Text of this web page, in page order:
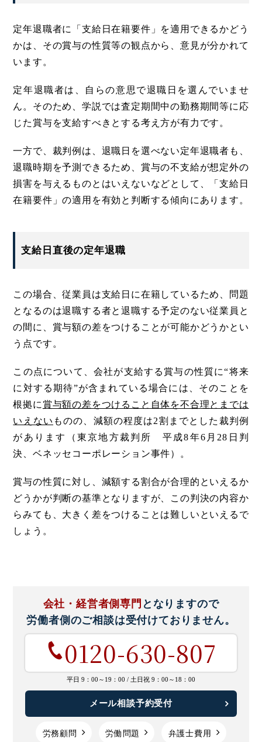
定年退職者に「支給日在籍要件」を適用できるかどう
かは、その賞与の性質等の観点から、意見が分かれて
います。
定年退職者は、自らの意思で退職日を選んでいませ
ん。そのため、学説では査定期間中の勤務期間等に応
じた賞与を支給すべきとする考え方が有力です。
一方で、裁判例は、退職日を選べない定年退職者も、
退職時期を予測できるため、賞与の不支給が想定外の
損害を与えるものとはいえないなどとして、「支給日
在籍要件」の適用を有効と判断する傾向にあります。
支給日直後の定年退職
この場合、従業員は支給日に在籍しているため、問題
となるのは退職する者と退職する予定のない従業員と
の間に、賞与額の差をつけることが可能かどうかとい
う点です。
この点について、会社が支給する賞与の性質に“将来
に対する期待”が含まれている場合には、そのことを
根拠に 賞与額の差をつけること自体を不合理とまでは
いえない ものの、減額の程度は2割までとした裁判例
があります（東京地方裁判所 平成8年6月28日判
決、ベネッセコーポレーション事件）。
賞与の性質に対し、減額する割合が合理的といえるか
どうかが判断の基準となりますが、この判決の内容か
らみても、大きく差をつけることは難しいといえるで
しょう。
会社・経営者側専門 となりますので
労働者側のご相談は受付けておりません。
0120-630-807
平日 9：00～19：00 / 土日祝 9：00～18：00
メール相談予約受付
労務顧問 労働問題 弁護士費用